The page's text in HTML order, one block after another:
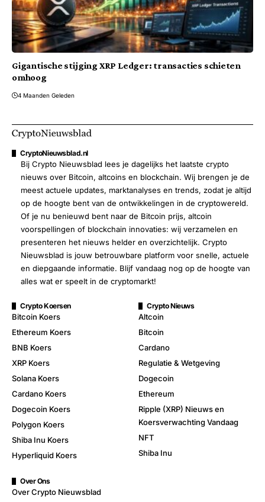
Gigantische stijging XRP Ledger: transacties schieten
omhoog
4 Maanden Geleden
CryptoNieuwsblad.nl
Bij Crypto Nieuwsblad lees je dagelijks het laatste crypto
nieuws over Bitcoin, altcoins en blockchain. Wij brengen je de
meest actuele updates, marktanalyses en trends, zodat je altijd
op de hoogte bent van de ontwikkelingen in de cryptowereld.
Of je nu benieuwd bent naar de Bitcoin prijs, altcoin
voorspellingen of blockchain innovaties: wij verzamelen en
presenteren het nieuws helder en overzichtelijk. Crypto
Nieuwsblad is jouw betrouwbare platform voor snelle, actuele
en diepgaande informatie. Blijf vandaag nog op de hoogte van
alles wat er speelt in de cryptomarkt!
Crypto Koersen
Bitcoin Koers
Ethereum Koers
BNB Koers
XRP Koers
Solana Koers
Cardano Koers
Dogecoin Koers
Polygon Koers
Shiba Inu Koers
Hyperliquid Koers
Crypto Nieuws
Altcoin
Bitcoin
Cardano
Regulatie & Wetgeving
Dogecoin
Ethereum
Ripple (XRP) Nieuws en
Koersverwachting Vandaag
NFT
Shiba Inu
Over Ons
Over Crypto Nieuwsblad